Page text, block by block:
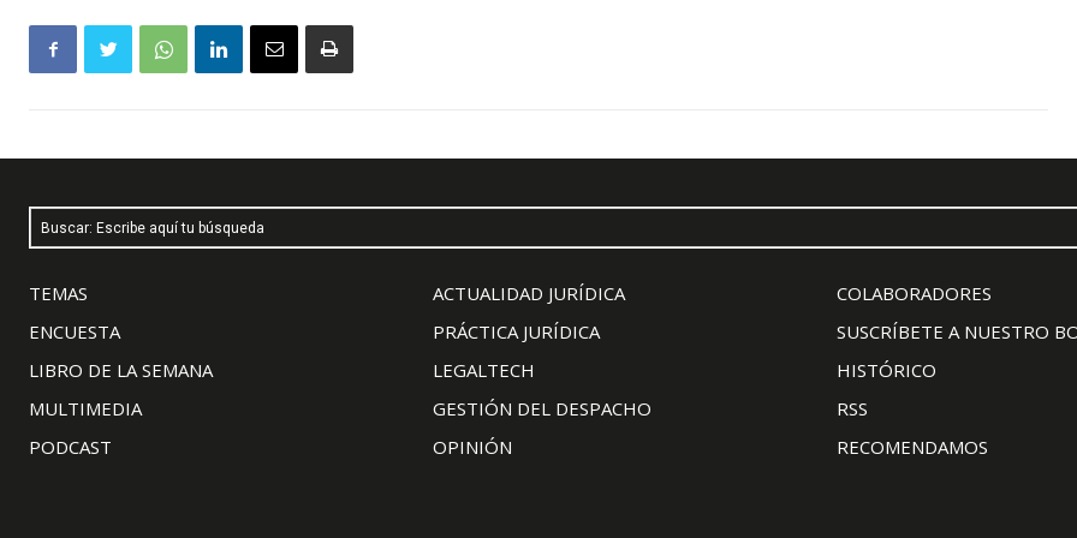
Buscar: Escribe aquí tu búsqueda
TEMAS
ENCUESTA
LIBRO DE LA SEMANA
MULTIMEDIA
PODCAST
ACTUALIDAD JURÍDICA
PRÁCTICA JURÍDICA
LEGALTECH
GESTIÓN DEL DESPACHO
OPINIÓN
COLABORADORES
SUSCRÍBETE A NUESTRO
HISTÓRICO
RSS
RECOMENDAMOS